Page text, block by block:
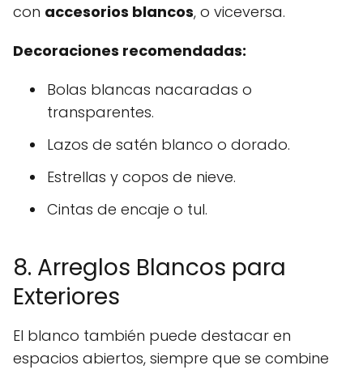
con accesorios blancos, o viceversa.
Decoraciones recomendadas:
Bolas blancas nacaradas o
transparentes.
Lazos de satén blanco o dorado.
Estrellas y copos de nieve.
Cintas de encaje o tul.
8. Arreglos Blancos para
Exteriores
El blanco también puede destacar en
espacios abiertos, siempre que se combine